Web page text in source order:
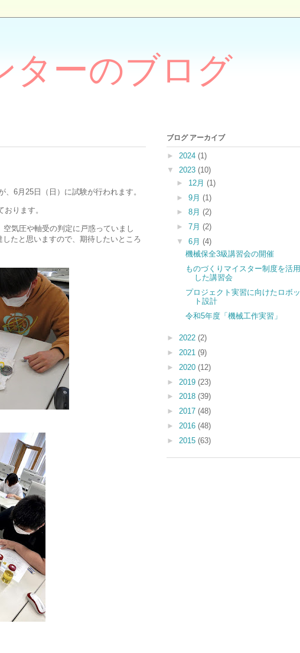
ターのブログ
6月25日（日）に試験が行われます。
ります。
気圧や軸受の判定に戸惑っていまし
たと思いますので、期待したいところ
ブログ アーカイブ
► 2024 (1)
▼ 2023 (10)
► 12月 (1)
► 9月 (1)
► 8月 (2)
► 7月 (2)
▼ 6月 (4)
機械保全3級講習会の開催
ものづくりマイスター制度を活用
した講習会
プロジェクト実習に向けたロボッ
ト設計
令和5年度「機械工作実習」
► 2022 (2)
► 2021 (9)
► 2020 (12)
► 2019 (23)
► 2018 (39)
► 2017 (48)
► 2016 (48)
► 2015 (63)